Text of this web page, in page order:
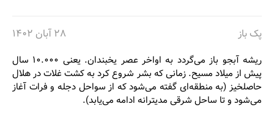
۲۸ آبان ۱۴۰۲ پک باز
ریشه آبجو باز می‌گردد به اواخر عصر یخبندان. یعنی ۱۰.۰۰۰ سال
پیش از میلاد مسیح. زمانی که بشر شروع کرد به کشت غلات در هلال
حاصلخیز (به منطقه‌ای گفته می‌شود که از سواحل دجله و فرات آغاز
می‌شود و تا ساحل شرقی مدیترانه ادامه می‌یابد).